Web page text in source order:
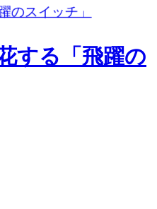
する「飛躍の